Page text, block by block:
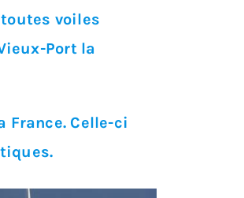
voiles
Port la
Celle-ci